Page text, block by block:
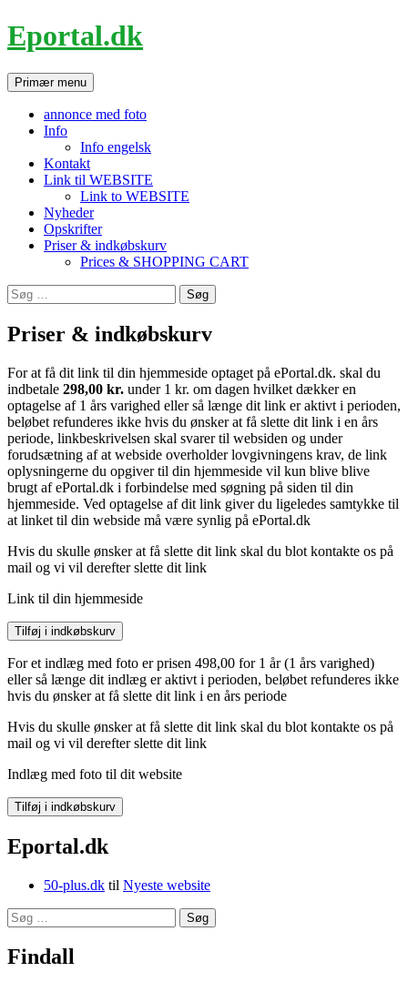
Hop
til
Eportal.dk
SøgPrimær menu
annonce med foto
Info
Info engelsk
Kontakt
Link til WEBSITE
Link to WEBSITE
Nyheder
Opskrifter
Priser & indkøbskurv
Prices & SHOPPING CART
Søg
efter:
Priser & indkøbskurv
For at få dit link til din hjemmeside optaget på ePortal.dk. skal du
indbetale 298,00 kr. under 1 kr. om dagen hvilket dækker en
optagelse af 1 års varighed eller så længe dit link er aktivt i perioden,
beløbet refunderes ikke hvis du ønsker at få slette dit link i en års
periode, linkbeskrivelsen skal svarer til websiden og under
forudsætning af at webside overholder lovgivningens krav, de link
oplysningerne du opgiver til din hjemmeside vil kun blive blive
brugt af ePortal.dk i forbindelse med søgning på siden til din
hjemmeside. Ved optagelse af dit link giver du ligeledes samtykke til
at linket til din webside må være synlig på ePortal.dk
Hvis du skulle ønsker at få slette dit link skal du blot kontakte os på
mail og vi vil derefter slette dit link
Link til din hjemmeside
For et indlæg med foto er prisen 498,00 for 1 år (1 års varighed)
eller så længe dit indlæg er aktivt i perioden, beløbet refunderes ikke
hvis du ønsker at få slette dit link i en års periode
Hvis du skulle ønsker at få slette dit link skal du blot kontakte os på
mail og vi vil derefter slette dit link
Indlæg med foto til dit website
Eportal.dk
50-plus.dk til Nyeste website
Søg
efter:
Findall